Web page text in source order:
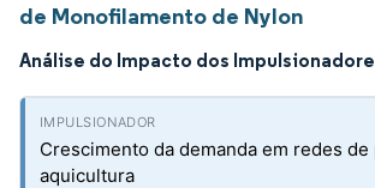
de Monofilamento de Nylon
Análise do Impacto dos
Crescimento da demanda em redes de
aquicultura